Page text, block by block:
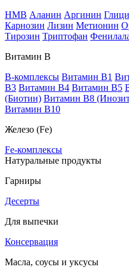
HMB Аланин Аргинин
Карнозин Лизин Метионин
Тирозин Триптофан
Витамин В
B-комплексы Витамин B1
B3 Витамин B4 Витамин B5
(Биотин) Витамин B8
Витамин В10
Железо (Fe)
Fe-комплексы
Натуральные продукты
Гарниры
Десерты
Для выпечки
Консервация
Масла, соусы и уксусы